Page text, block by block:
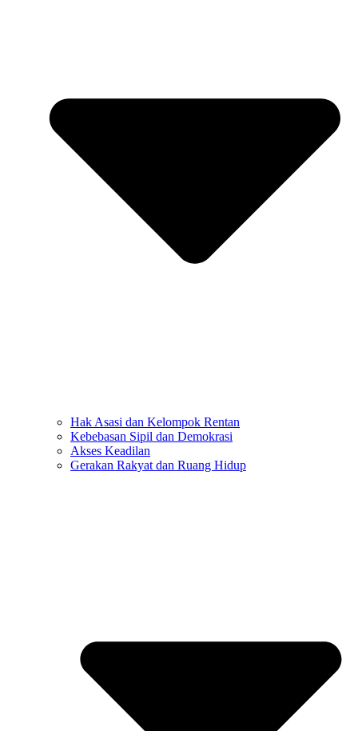
Hak Asasi dan Kelompok Rentan
Kebebasan Sipil dan Demokrasi
Akses Keadilan
Gerakan Rakyat dan Ruang Hidup